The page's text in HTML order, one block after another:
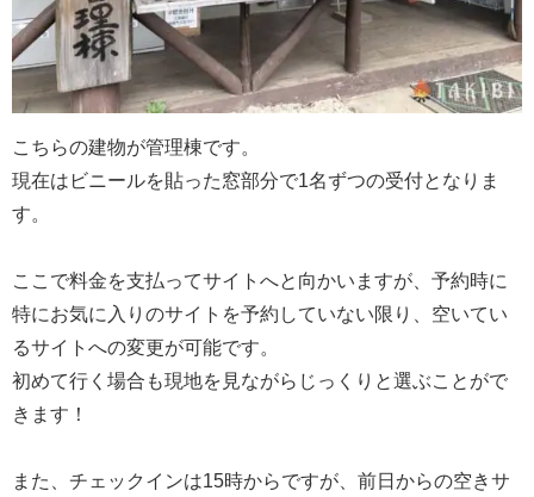
こちらの建物が管理棟です。
現在はビニールを貼った窓部分で1名ずつの受付となりま
す。
ここで料金を支払ってサイトへと向かいますが、予約時に
特にお気に入りのサイトを予約していない限り、空いてい
るサイトへの変更が可能です。
初めて行く場合も現地を見ながらじっくりと選ぶことがで
きます！
また、チェックインは15時からですが、前日からの空きサ